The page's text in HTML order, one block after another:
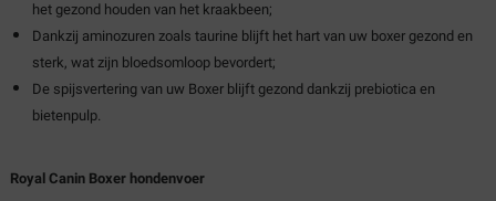
het gezond houden van het kraakbeen;
Dankzij aminozuren zoals taurine blijft het hart van uw boxer gezond en
sterk, wat zijn bloedsomloop bevordert;
De spijsvertering van uw Boxer blijft gezond dankzij prebiotica en
bietenpulp.
Royal Canin Boxer hondenvoer